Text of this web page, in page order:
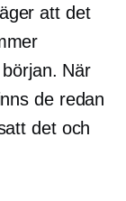
att det
När
de redan
det och